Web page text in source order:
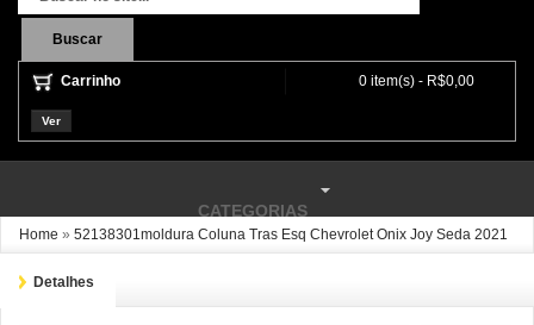
Buscar
Carrinho 0 item(s) - R$0,00
Ver
CATEGORIAS
Home » 52138301moldura Coluna Tras Esq Chevrolet Onix Joy Seda 2021
Detalhes